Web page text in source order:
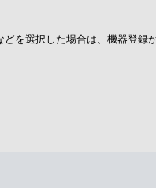
を選択した場合は、機器登録